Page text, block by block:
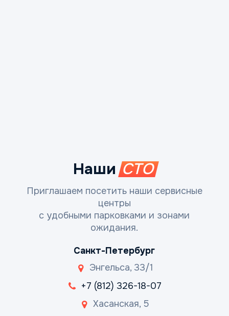
Наши СТО
Приглашаем посетить наши сервисные
центры
с удобными парковками и зонами
ожидания.
Санкт-Петербург
Энгельса, 33/1
+7 (812) 326-18-07
Хасанская, 5